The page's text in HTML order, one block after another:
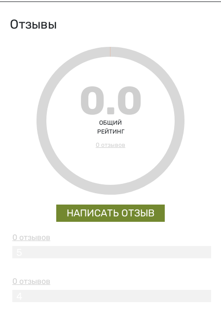
Отзывы
0.0
ОБЩИЙ
РЕЙТИНГ
0 отзывов
НАПИСАТЬ ОТЗЫВ
0 отзывов
0 отзывов